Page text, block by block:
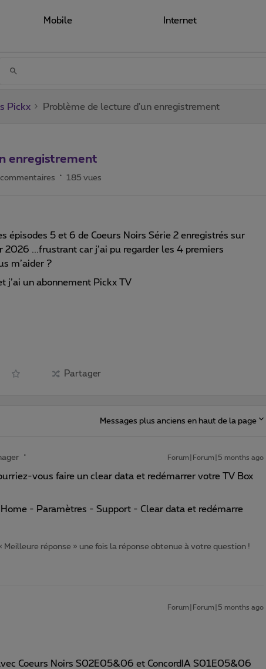
Mobile Internet
Pickx Problème de lecture d'un enregistrement
enregistrement
185 vues
épisodes 5 et 6 de Coeurs Noirs Série 2 enregistrés sur
2026 ...frustrant car j’ai pu regarder les 4 premiers
m’aider ?
j’ai un abonnement Pickx TV
Partager
Messages plus anciens en haut de la page
Forum|Forum|5 months ago
vous faire un clear data et redémarrer votre TV Box
- Paramètres - Support - Clear data et redémarre
Meilleure réponse » une fois la réponse obtenue à votre question !
Forum|Forum|5 months ago
Coeurs Noirs S02E05&06 et ConcordIA S01E05&06